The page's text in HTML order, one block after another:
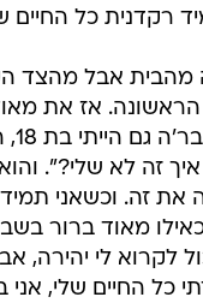
רקדנית כל החיים
מהבית אבל מהצד
אז את
זה
זה לא שלי?".
את זה. וכשאני
מאוד ברור
לקרוא לי יהירה,
כל החיים שלי,